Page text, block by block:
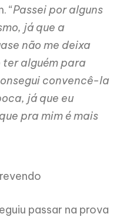
“Passei por alguns
já que a
não me deixa
alguém para
convencê-la
já que eu
pra mim é mais
passar na prova